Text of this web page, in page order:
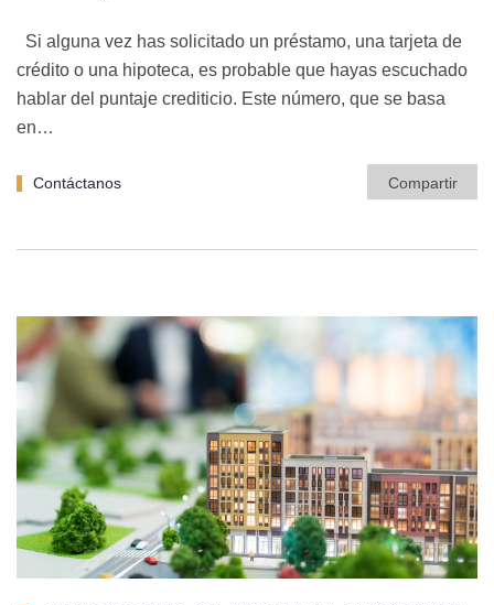
Si alguna vez has solicitado un préstamo, una tarjeta de
crédito o una hipoteca, es probable que hayas escuchado
hablar del puntaje crediticio. Este número, que se basa
en…
Contáctanos Compartir